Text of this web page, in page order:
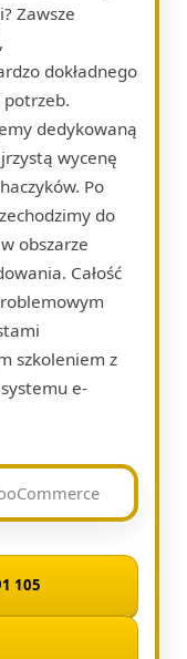
Zawsze
dokładnego
potrzeb.
dedykowaną
wycenę
Po
do
obszarze
Całość
szkoleniem z
e-
105